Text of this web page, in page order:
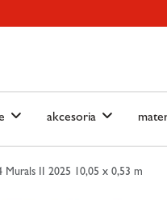
akcesoria
Murals II 2025 10,05 x 0,53 m